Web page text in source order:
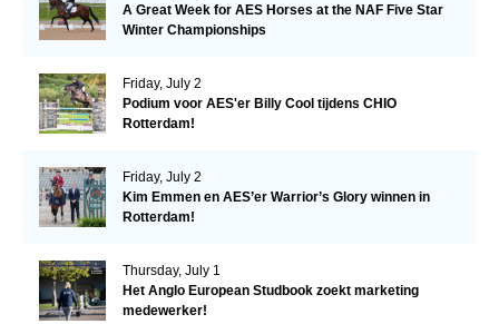
A Great Week for AES Horses at the NAF Five Star
Winter Championships
Friday, July 2
Podium voor AES'er Billy Cool tijdens CHIO
Rotterdam!
Friday, July 2
Kim Emmen en AES’er Warrior’s Glory winnen in
Rotterdam!
Thursday, July 1
Het Anglo European Studbook zoekt marketing
medewerker!